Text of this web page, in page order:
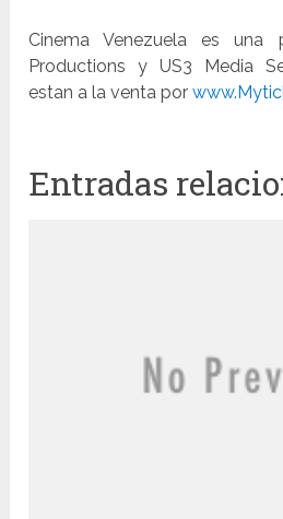
Cinema Venezuela es una
Productions y US3 Media
estan a la venta por
Entradas